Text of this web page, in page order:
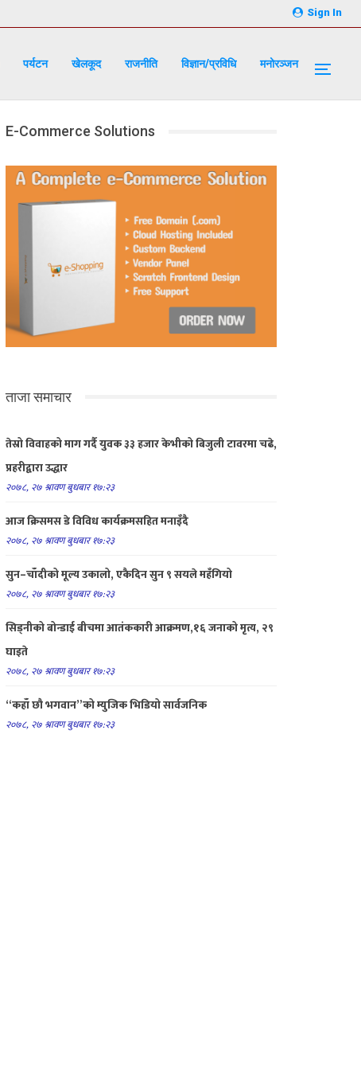
Sign In
पर्यटन खेलकूद राजनीति विज्ञान/प्रविधि मनोरञ्जन
E-Commerce Solutions
ताजा समाचार
तेस्रो विवाहको माग गर्दै युवक ३३ हजार केभीको बिजुली टावरमा चढे,
प्रहरीद्वारा उद्धार
२०७८, २७ श्रावण बुधबार १७:२३
आज क्रिसमस डे विविध कार्यक्रमसहित मनाइँदै
२०७८, २७ श्रावण बुधबार १७:२३
सुन–चाँदीको मूल्य उकालो, एकैदिन सुन ९ सयले महँगियो
२०७८, २७ श्रावण बुधबार १७:२३
सिड्नीको बोन्डाई बीचमा आतंककारी आक्रमण,१६ जनाको मृत्य, २९
घाइते
२०७८, २७ श्रावण बुधबार १७:२३
“कहाँ छौ भगवान”को म्युजिक भिडियो सार्वजनिक
२०७८, २७ श्रावण बुधबार १७:२३